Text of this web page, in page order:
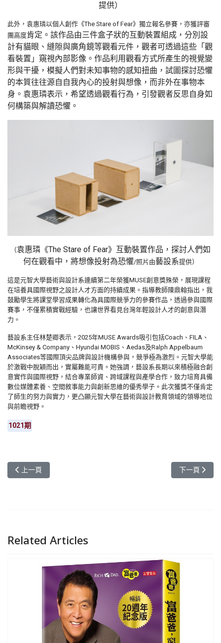
提供）
此外，袁惠璘以個人創作《The Stare of Fear》獨立報名參賽，亦獲評審
團高度肯定。該作品由三件盒子狀的互動裝置組成，分別設
計有貓眼、縫隙與廣角鏡等觀看元件，觀者可透過這些「觀
看裝置」窺視內部影像。作品利用觀看方式所產生的視覺變
形與干擾，模擬人們對未知事物的感知扭曲，試圖探討恐懼
的本質往往源自自我內心的投射與想像，而非外在事物本
身。袁惠璘表示，希望透過觀看行為，引發觀者反思自身如
何構築與解讀恐懼。
（袁惠璘《The Stare of Fear》互動裝置作品，探討人們如
何在觀看中，將想像投射為恐懼/照片由藝設系提供）
這是元智大學藝術與設計系連續第二年榮獲MUSE創意獎殊榮，展現課程
在培養具國際視野之設計人才方面的持續成果。指導教師陳鼎翰指出，我
鼓勵學生將課堂學習成果轉化為具國際競爭力的參賽作品，透過參與國際
賽事，不僅累積實戰經驗，也讓世界看見台灣年輕設計人才的創意與潛
力。
藝設系主任林楚卿表示，2025年MUSE Awards吸引包括Coach、FILA、
McKinsey & Company、Hyundai MOBIS、Aedas及Ralph Appelbaum
Associates等國際頂尖品牌與設計機構參與，競爭極為激烈。元智大學能
於激戰中脫穎而出，實屬難能可貴。她強調，藝設系長期以來積極融合創
意實作與國際視野，結合專業師資、跨域課程與產學合作，致力培育具備
數位媒體素養、空間敘事能力與創新思維的優秀學子。此次獲獎不僅肯定
了師生的努力與實力，更凸顯元智大學在藝術與設計教育領域的領導地位
與前瞻視野。
1021期
上一篇文章: 元智大學加入美國網路安全診所聯盟 與MIT、柏克萊並
上一頁 下一篇文章:
下一頁
Related Articles